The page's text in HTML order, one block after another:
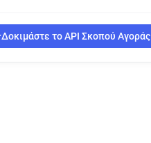
Δοκιμάστε το API Σκοπού Αγοράς